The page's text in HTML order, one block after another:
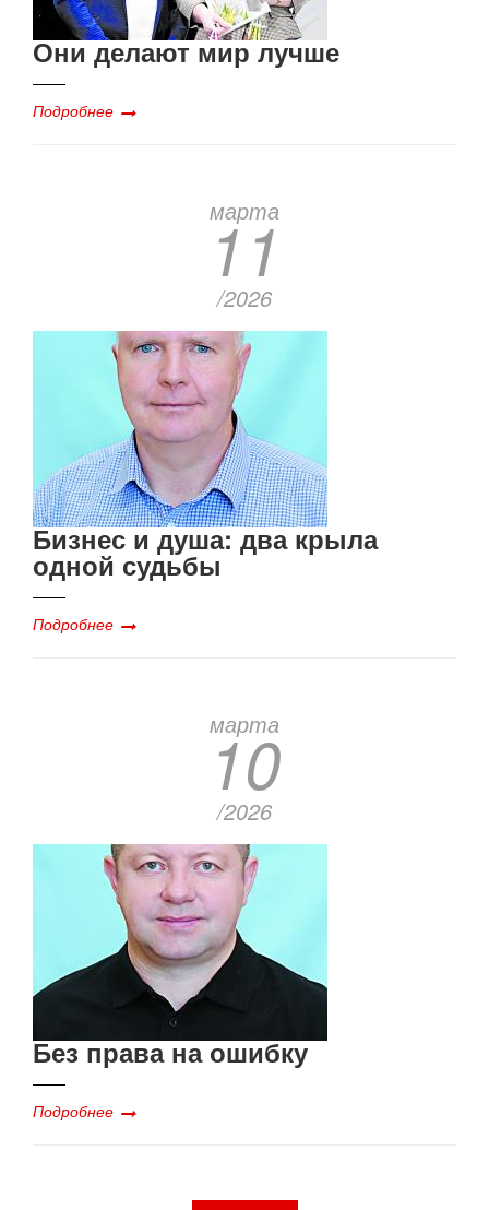
Они делают мир лучше
Подробнее
марта
11
/2026
Бизнес и душа: два крыла
одной судьбы
Подробнее
марта
10
/2026
Без права на ошибку
Подробнее